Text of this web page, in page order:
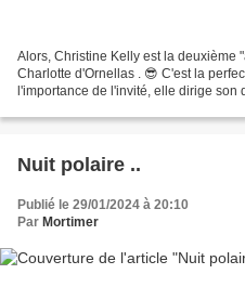
Alors, Christine Kelly est la deuxième
Charlotte d'Ornellas . 😎 C'est la
l'importance de l'invité, elle dirige son
Nuit polaire ..
Publié le 29/01/2024 à 20:10
Par Mortimer